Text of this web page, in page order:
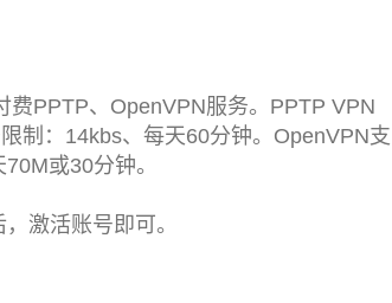
费PPTP、OpenVPN服务。PPTP VPN
制：14kbs、每天60分钟。OpenVPN支
或30分钟。
激活账号即可。